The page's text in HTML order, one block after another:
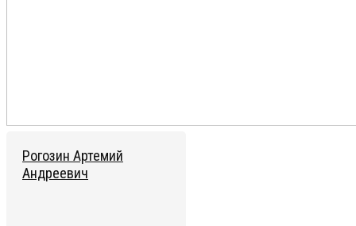
Рогозин Артемий
Андреевич